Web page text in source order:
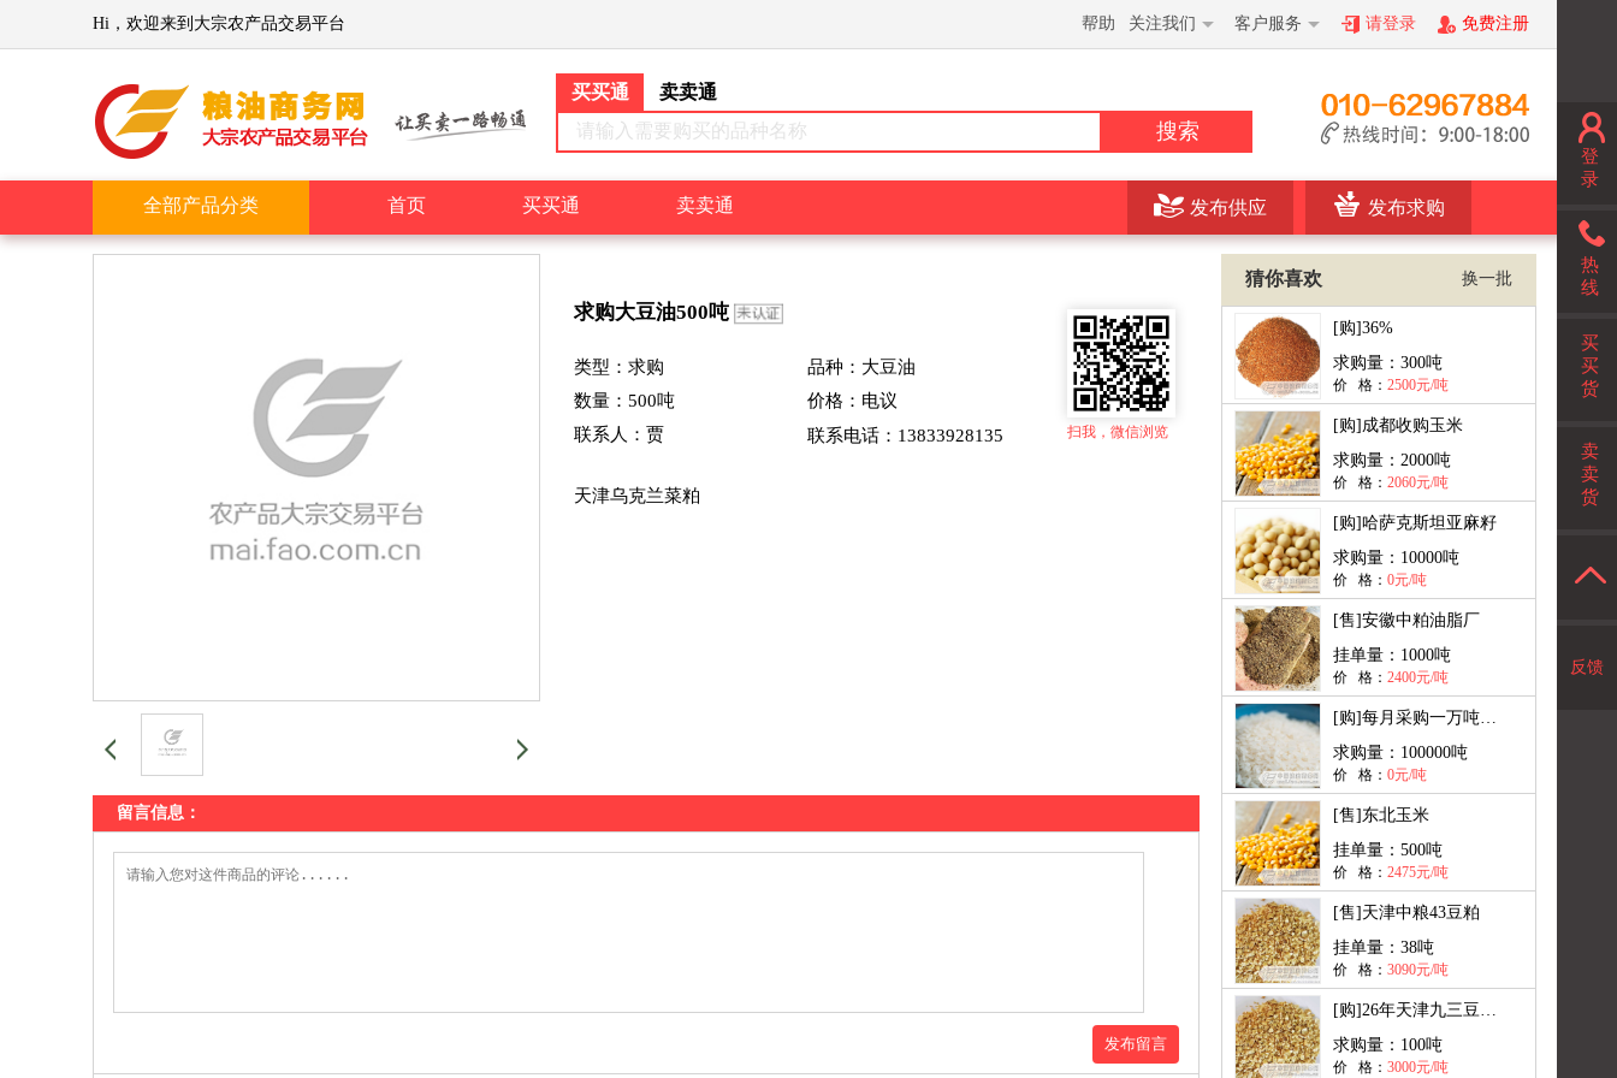
Hi，欢迎来到大宗农产品交易平台 帮助 关注我们 客户服务 请登录 免费注册
买买通
卖卖通
请输入需要购买的品种名称
搜索
全部产品分类 首页 买买通 卖卖通 发布供应 发布求购
扫我，微信浏览
求购大豆油500吨
类型： 求购
品种：大豆油
数量： 500吨 价格： 电议
联系人：贾
联系电话：13833928135
天津乌克兰菜粕
留言信息：
发布留言
猜你喜欢 换一批
[购]36%
求购量： 300吨
价 格： 2500元/吨
[购] 成都收购玉米
求购量： 2000吨
价 格： 2060元/吨
[购]哈萨克斯坦亚麻籽
求购量： 10000吨
价 格： 0元/吨
[售]安徽中粕油脂厂
挂单量： 1000吨
价 格： 2400元/吨
[购]每月采购一万吨大米出口
求购量： 100000吨
价 格： 0元/吨
[售] 东北玉米
挂单量： 500吨
价 格： 2475元/吨
[售] 天津中粮43豆粕
挂单量： 38吨
价 格： 3090元/吨
[购]26年天津九三豆粕现货
求购量： 100吨
价 格： 3000元/吨
登
录
热
线
买
买
货
卖
卖
货
反馈